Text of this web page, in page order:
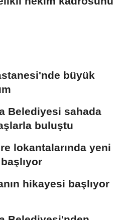
büyük
Belediyesi sahada
buluştu
lokantalarında yeni
hikayesi başlıyor